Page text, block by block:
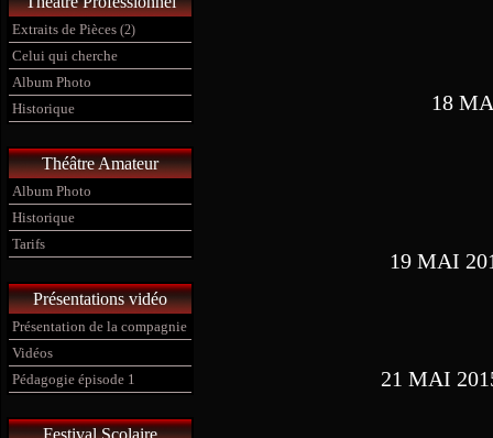
Extraits de Pièces (2)
Celui qui cherche
Album Photo
Historique
Théâtre Amateur
Album Photo
Historique
Tarifs
Présentations vidéo
Présentation de la compagnie
Vidéos
Pédagogie épisode 1
Festival Scolaire
18
19 MAI
21 MAI